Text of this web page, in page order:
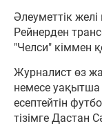
Әлеуметтік
Рейнерден
"Челси" кіммен
Журналист өз
немесе уақытша
есептейтін
тізімге Дастан